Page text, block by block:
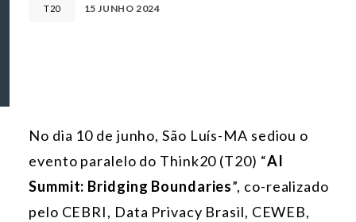
T20 15 JUNHO 2024
No dia 10 de junho, São Luís-MA sediou o
evento paralelo do Think20 (T20) “AI
Summit: Bridging Boundaries”, co-realizado
pelo CEBRI, Data Privacy Brasil, CEWEB,